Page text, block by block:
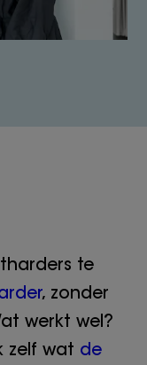
te
, zonder
werkt wel?
zelf wat de